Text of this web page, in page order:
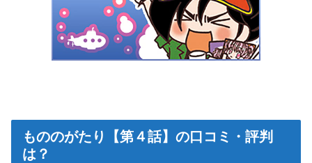
もののがたり【第４話】の口コミ・評判
は？